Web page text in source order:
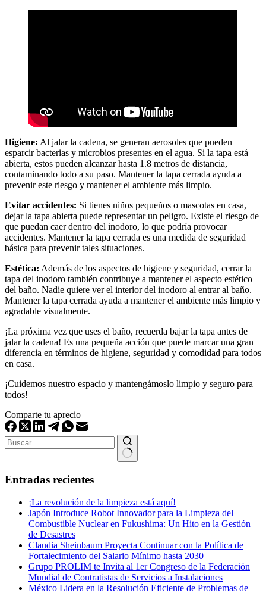
Higiene: Al jalar la cadena, se generan aerosoles que pueden
esparcir bacterias y microbios presentes en el agua. Si la tapa está
abierta, estos pueden alcanzar hasta 1.8 metros de distancia,
contaminando todo a su paso. Mantener la tapa cerrada ayuda a
prevenir este riesgo y mantener el ambiente más limpio.
Evitar accidentes: Si tienes niños pequeños o mascotas en casa,
dejar la tapa abierta puede representar un peligro. Existe el riesgo de
que puedan caer dentro del inodoro, lo que podría provocar
accidentes. Mantener la tapa cerrada es una medida de seguridad
básica para prevenir tales situaciones.
Estética: Además de los aspectos de higiene y seguridad, cerrar la
tapa del inodoro también contribuye a mantener el aspecto estético
del baño. Nadie quiere ver el interior del inodoro al entrar al baño.
Mantener la tapa cerrada ayuda a mantener el ambiente más limpio y
agradable visualmente.
¡La próxima vez que uses el baño, recuerda bajar la tapa antes de
jalar la cadena! Es una pequeña acción que puede marcar una gran
diferencia en términos de higiene, seguridad y comodidad para todos
en casa.
¡Cuidemos nuestro espacio y mantengámoslo limpio y seguro para
todos!
Comparte tu aprecio
resultados
Entradas recientes
¡La revolución de la limpieza está aquí!
Japón Introduce Robot Innovador para la Limpieza del
Combustible Nuclear en Fukushima: Un Hito en la Gestión
de Desastres
Claudia Sheinbaum Proyecta Continuar con la Política de
Fortalecimiento del Salario Mínimo hasta 2030
Grupo PROLIM te Invita al 1er Congreso de la Federación
Mundial de Contratistas de Servicios a Instalaciones
México Lidera en la Resolución Eficiente de Problemas de